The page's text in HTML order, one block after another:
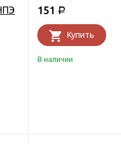
151 Р
Купить
В наличии